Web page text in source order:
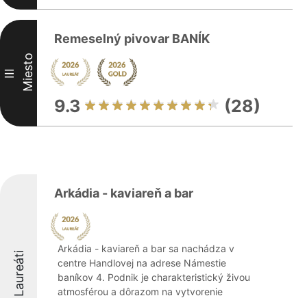
III Miesto
Remeselný pivovar BANÍK
9.3 (28)
Laureáti
Arkádia - kaviareň a bar
Arkádia - kaviareň a bar sa nachádza v
centre Handlovej na adrese Námestie
baníkov 4. Podnik je charakteristický živou
atmosférou a dôrazom na vytvorenie